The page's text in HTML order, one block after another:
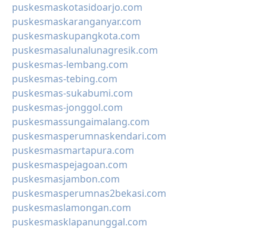
puskesmaskotasidoarjo.com
puskesmaskaranganyar.com
puskesmaskupangkota.com
puskesmasalunalunagresik.com
puskesmas-lembang.com
puskesmas-tebing.com
puskesmas-sukabumi.com
puskesmas-jonggol.com
puskesmassungaimalang.com
puskesmasperumnaskendari.com
puskesmasmartapura.com
puskesmaspejagoan.com
puskesmasjambon.com
puskesmasperumnas2bekasi.com
puskesmaslamongan.com
puskesmasklapanunggal.com